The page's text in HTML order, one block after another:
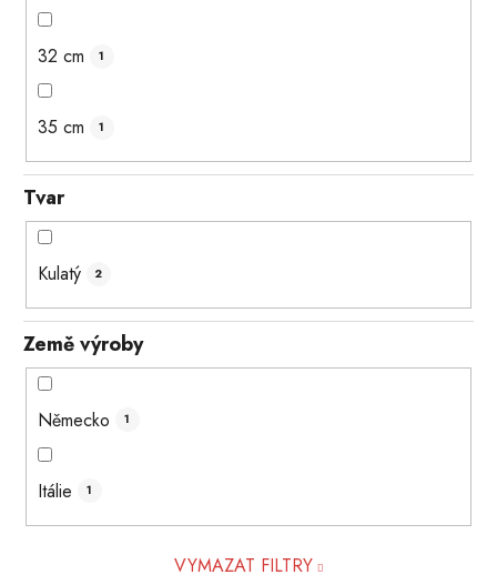
32 cm 1
35 cm 1
Tvar
Kulatý 2
Země výroby
Německo 1
Itálie 1
VYMAZAT FILTRY